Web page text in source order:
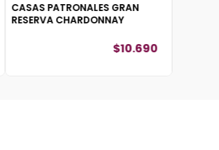
CASAS PATRONALES GRAN
RESERVA CHARDONNAY
$10.690